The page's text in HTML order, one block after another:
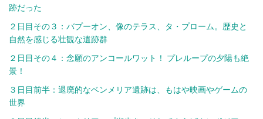
跡だった
２日目その３：バプーオン、像のテラス、タ・プローム。歴史と
自然を感じる壮観な遺跡群
２日目その４：念願のアンコールワット！ プレループの夕陽も絶
景！
３日目前半：退廃的なベンメリア遺跡は、もはや映画やゲームの
世界